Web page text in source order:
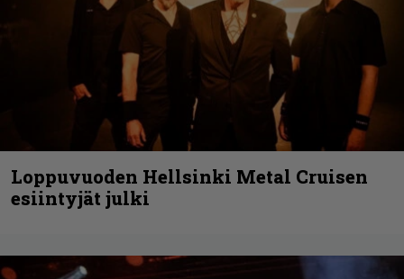
Loppuvuoden Hellsinki Metal Cruisen
esiintyjät julki